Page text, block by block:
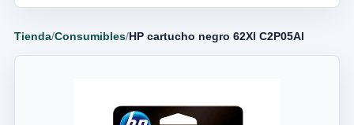
Tienda/Consumibles/HP cartucho negro 62Xl C2P05Al